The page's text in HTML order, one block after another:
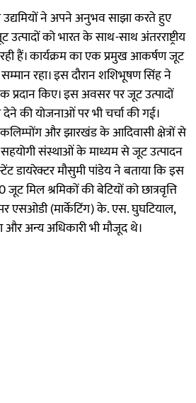
उद्यमियों ने अपने अनुभव साझा करते हुए
को भारत के साथ-साथ अंतरराष्ट्रीय
रही हैं। कार्यक्रम का एक प्रमुख आकर्षण जूट
रहा। इस दौरान शशिभूषण सिंह ने
प्रदान किए। इस अवसर पर जूट उत्पादों
की योजनाओं पर भी चर्चा की गई।
और झारखंड के आदिवासी क्षेत्रों से
संस्थाओं के माध्यम से जूट उत्पादन
डायरेक्टर मौसुमी पांडेय ने बताया कि इस
मिल श्रमिकों की बेटियों को छात्रवृत्ति
एसओडी (मार्केटिंग) के. एस. घुघटियाल,
और अन्य अधिकारी भी मौजूद थे।